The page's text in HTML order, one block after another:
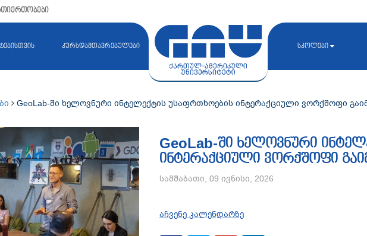
კურსდამთავრებულები სკოლები
GeoLab-ში ხელოვნური ინტელექტის უსაფრთხოების ინტერაქციული ვორქშოფი
GeoLab-ში ხელოვნური
ინტერაქციული ვორქშოფი
სამშაბათი, 09 ივნისი, 2026
აჩვენე კალენდარზე